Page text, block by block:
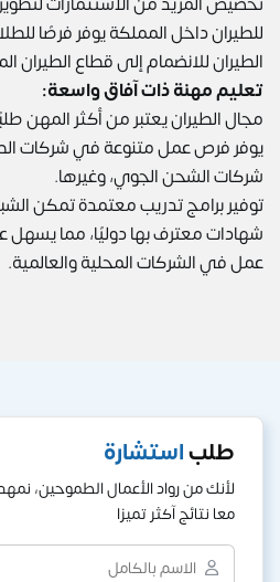
للطيران داخل المملكة يوفر فرصًا
الطيران للانضمام إلى قطاع الطيران
تعليم مهنة ذات آفاق واسعة:
مجال الطيران يعتبر من أكثر المهن
يوفر فرص عمل متنوعة في شركات
شركات الشحن الجوي، وغيرها.
توفير برامج تدريب معتمدة تمكن
شهادات معترف بها دوليًا، مما
عمل في الشركات المحلية والعالمية.
طلباستشارة
لأنك من رواد الأعمال الطموحين،
معا نتائج آكثر تميزا